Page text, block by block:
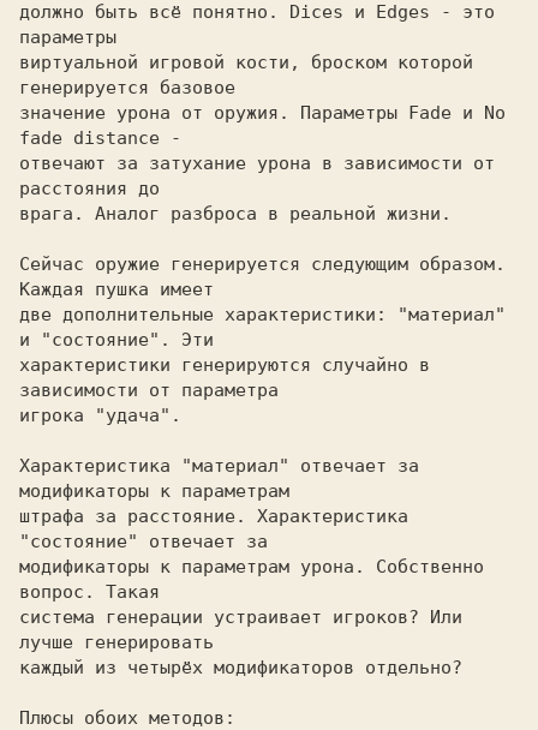
должно быть всё понятно. Dices и Edges - это
параметры
виртуальной игровой кости, броском которой
генерируется базовое
значение урона от оружия. Параметры Fade и No
fade distance -
отвечают за затухание урона в зависимости от
расстояния до
врага. Аналог разброса в реальной жизни.
Сейчас оружие генерируется следующим образом.
Каждая пушка имеет
две дополнительные характеристики: "материал"
и "состояние". Эти
характеристики генерируются случайно в
зависимости от параметра
игрока "удача".
Характеристика "материал" отвечает за
модификаторы к параметрам
штрафа за расстояние. Характеристика
"состояние" отвечает за
модификаторы к параметрам урона. Собственно
вопрос. Такая
система генерации устраивает игроков? Или
лучше генерировать
каждый из четырёх модификаторов отдельно?
Плюсы обоих методов: